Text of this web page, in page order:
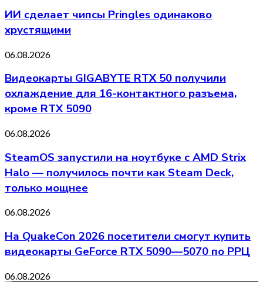
ИИ сделает чипсы Pringles одинаково
хрустящими
06.08.2026
Видеокарты GIGABYTE RTX 50 получили
охлаждение для 16-контактного разъема,
кроме RTX 5090
06.08.2026
SteamOS запустили на ноутбуке с AMD Strix
Halo — получилось почти как Steam Deck,
только мощнее
06.08.2026
На QuakeCon 2026 посетители смогут купить
видеокарты GeForce RTX 5090—5070 по РРЦ
06.08.2026